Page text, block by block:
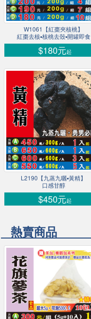
W1061【紅棗夾核桃】
紅棗去核▪核桃去殼▪開罐即食
$180元起
L2190【九蒸九曬▪黃精】
口感甘醇
$450元起
熱賣商品